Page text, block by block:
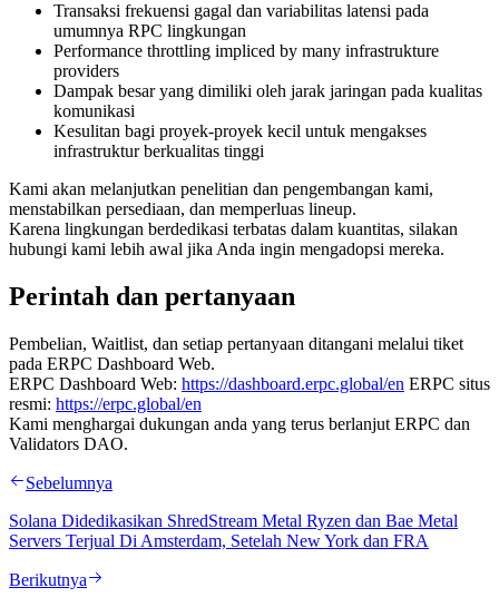
Transaksi frekuensi gagal dan variabilitas latensi pada
umumnya RPC lingkungan
Performance throttling impliced by many infrastrukture
providers
Dampak besar yang dimiliki oleh jarak jaringan pada kualitas
komunikasi
Kesulitan bagi proyek-proyek kecil untuk mengakses
infrastruktur berkualitas tinggi
Kami akan melanjutkan penelitian dan pengembangan kami,
menstabilkan persediaan, dan memperluas lineup.
Karena lingkungan berdedikasi terbatas dalam kuantitas, silakan
hubungi kami lebih awal jika Anda ingin mengadopsi mereka.
Perintah dan pertanyaan
Pembelian, Waitlist, dan setiap pertanyaan ditangani melalui tiket
pada ERPC Dashboard Web.
ERPC Dashboard Web: https://dashboard.erpc.global/en ERPC situs
resmi: https://erpc.global/en
Kami menghargai dukungan anda yang terus berlanjut ERPC dan
Validators DAO.
Sebelumnya
Solana Didedikasikan ShredStream Metal Ryzen dan Bae Metal
Servers Terjual Di Amsterdam, Setelah New York dan FRA
Berikutnya